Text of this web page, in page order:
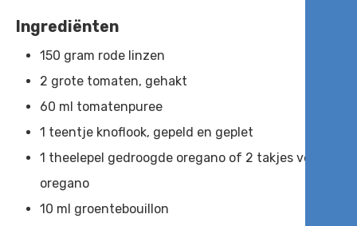
Ingrediënten
150 gram rode linzen
2 grote tomaten, gehakt
60 ml tomatenpuree
1 teentje knoflook, gepeld en geplet
1 theelepel gedroogde oregano of 2 takjes verse
oregano
10 ml groentebouillon